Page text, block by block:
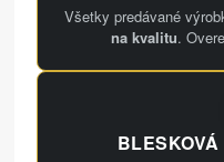
Všetky predávané
na kvalitu.